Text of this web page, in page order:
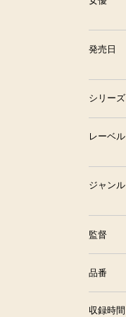
発売日
シリーズ
レーベル
ジャンル
監督
品番
収録時間